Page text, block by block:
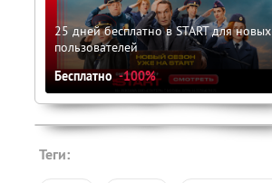
25 дней бесплатно в START для новых
пользователей
Бесплатно -100%
Теги: